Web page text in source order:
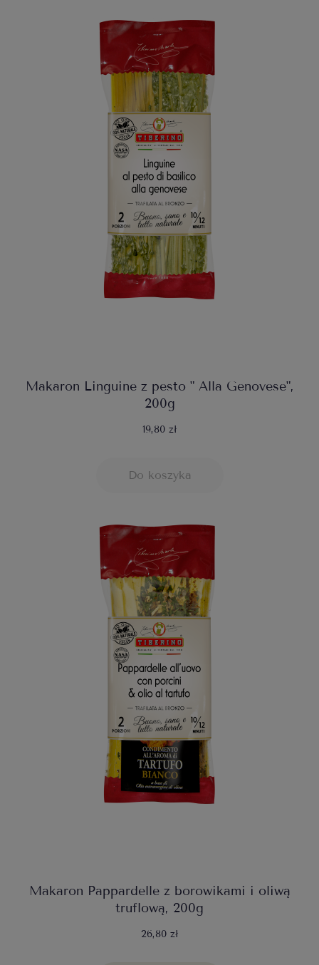
Makaron Linguine z pesto " Alla Genovese",
200g
19,80 zł
Do koszyka
Makaron Pappardelle z borowikami i oliwą
truflową, 200g
26,80 zł